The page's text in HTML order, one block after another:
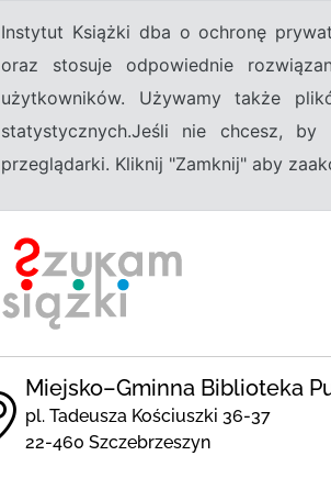
Instytut Książki dba o ochronę
oraz stosuje odpowiednie
użytkowników. Używamy także
statystycznych.Jeśli nie chcesz,
przeglądarki. Kliknij "Zamknij" aby
Miejsko–Gminna Biblioteka
pl. Tadeusza Kościuszki 36-37
22-460 Szczebrzeszyn